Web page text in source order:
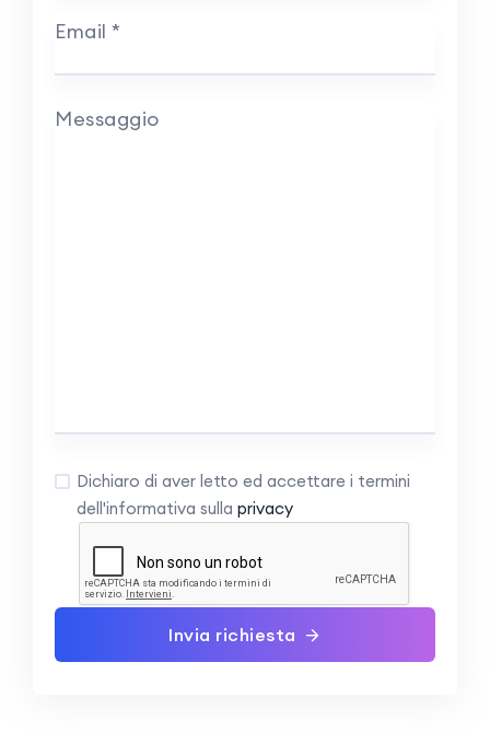
Email *
Messaggio
Dichiaro di aver letto ed accettare i termini
dell'informativa sulla privacy
Invia richiesta